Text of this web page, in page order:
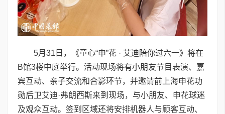
5月31日，《童心“申”花 · 艾迪陪你过六一》将在
B馆3楼中庭举行。活动现场将有小朋友节目表演、嘉
宾互动、亲子交流和合影环节，并邀请前上海申花功
勋后卫艾迪·弗朗西斯来到现场，与小朋友、申花球迷
及观众互动。签到区域还将安排机器人与顾客互动、